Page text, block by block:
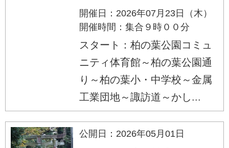
開催日：2026年07月23日（木）
開催時間：集合９時００分
スタート：柏の葉公園コミュ
ニティ体育館～柏の葉公園通
り～柏の葉小・中学校～金属
工業団地～諏訪道～かし...
公開日：2026年05月01日